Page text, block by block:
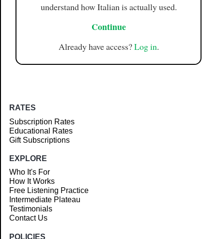
understand how Italian is actually used.
Continue
Already have access?Log in.
RATES
Subscription Rates
Educational Rates
Gift Subscriptions
EXPLORE
Who It's For
How It Works
Free Listening Practice
Intermediate Plateau
Testimonials
Contact Us
POLICIES